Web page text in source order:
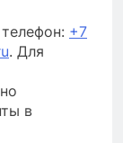
+7
. Для
в